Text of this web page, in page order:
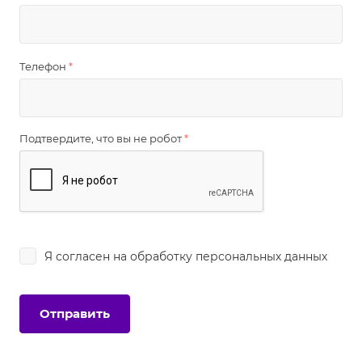
Телефон *
Подтвердите, что вы не робот*
Я согласен на обработку персональных данных